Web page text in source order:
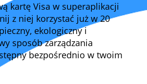
kartę Visa w superaplikacji
z niej korzystać już w 20
ekologiczny i
sposób zarządzania
bezpośrednio w twoim